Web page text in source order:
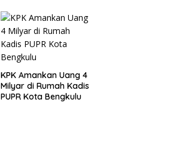
Penegak Hukum Usut
Tuntas
KPK Amankan Uang 4
Milyar di Rumah Kadis
PUPR Kota Bengkulu